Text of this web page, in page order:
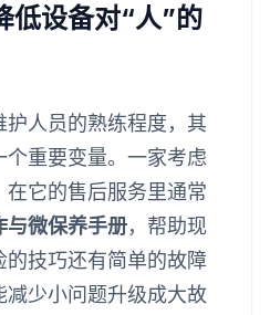
低设备对“人”的
人员的熟练程度，其
重要变量。一家考虑
它的售后服务里通常
与微保养手册，帮助现
技巧还有简单的故障
减少小问题升级成大故